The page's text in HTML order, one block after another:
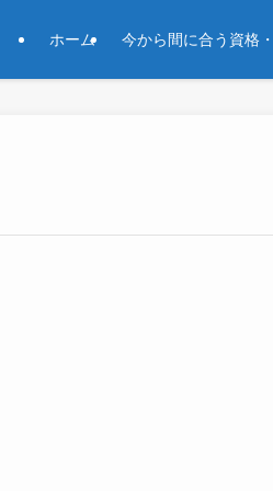
ホーム 今から間に合う資格